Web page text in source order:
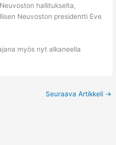
hallitukselta,
Neuvoston presidentti Eve
myös nyt alkaneella
Seuraava Artikkeli →